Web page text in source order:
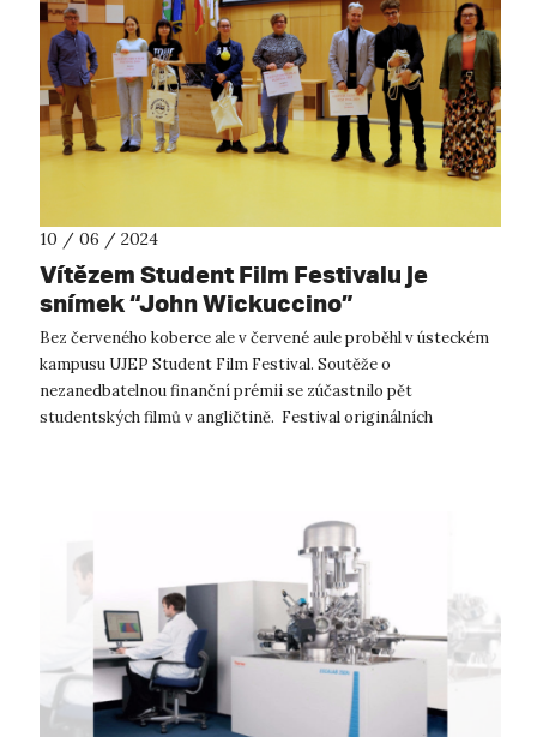
10 / 06 / 2024
Vítězem Student Film Festivalu je
snímek “John Wickuccino”
Bez červeného koberce ale v červené aule proběhl v ústeckém
kampusu UJEP Student Film Festival. Soutěže o
nezanedbatelnou finanční prémii se zúčastnilo pět
studentských filmů v angličtině. Festival originálních